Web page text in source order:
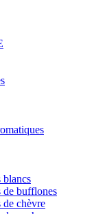
blancs
de bufflones
de chèvre